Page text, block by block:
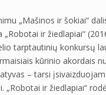
„Mašinos ir šokiai“
ir žiedlapiai“
tarptautinių konkursų
kūrinio akordais
– tarsi
„Robotai ir žiedlapiai“